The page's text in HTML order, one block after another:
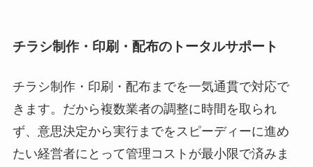
チラシ制作・印刷・配布のトータルサポート
チラシ制作・印刷・配布までを一気通貫で対応で
きます。だから複数業者の調整に時間を取られ
ず、意思決定から実行までをスピーディーに進め
たい経営者にとって管理コストが最小限で済みま